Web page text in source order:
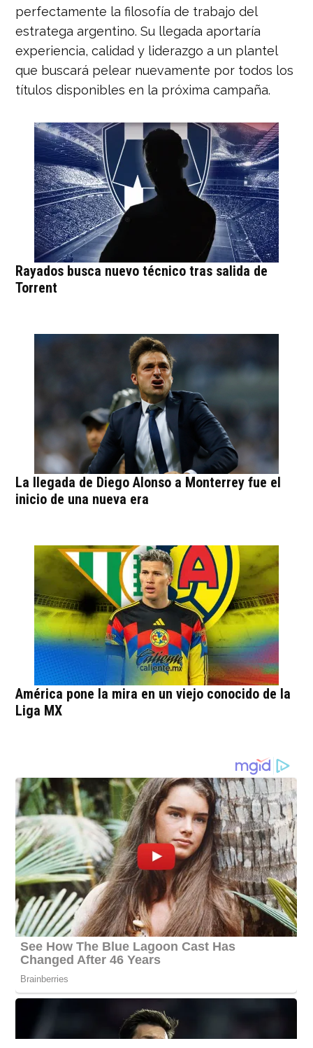
perfectamente la filosofía de trabajo del
estratega argentino. Su llegada aportaría
experiencia, calidad y liderazgo a un plantel
que buscará pelear nuevamente por todos los
títulos disponibles en la próxima campaña.
Rayados busca nuevo técnico tras salida de
Torrent
La llegada de Diego Alonso a Monterrey fue el
inicio de una nueva era
América pone la mira en un viejo conocido de la
Liga MX